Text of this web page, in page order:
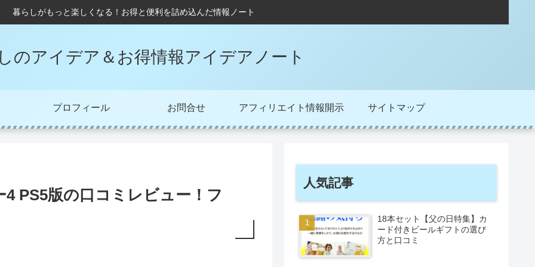
暮らしがもっと楽しくなる！お得と便利を詰め込んだ情報ノート
のアイデア＆お得情報アイデアノート
プロフィール お問合せ アフィリエイト情報開示 サイトマップ
PS5版の口コミレビュー！フ
人気記事
18本セット【父の日特集】カ
ード付きビールギフトの選び
方と口コミ